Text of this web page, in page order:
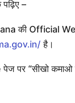
पढ़िए –
की Official
है।
पर “सीखो कमाओ